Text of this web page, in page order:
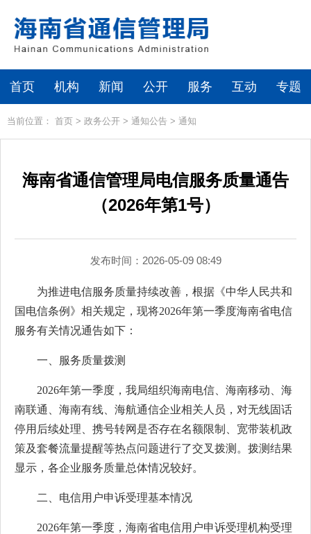
首页 机构 新闻 公开 服务 互动 专题
当前位置： 首页 > 政务公开 > 通知公告 > 通知
海南省通信管理局电信服务质量通告
（2026年第1号）
发布时间：2026-05-09 08:49
为推进电信服务质量持续改善，根据《中华人民共和
国电信条例》相关规定，现将2026年第一季度海南省电信
服务有关情况通告如下：
一、服务质量拨测
2026年第一季度，我局组织海南电信、海南移动、海
南联通、海南有线、海航通信企业相关人员，对无线固话
停用后续处理、携号转网是否存在名额限制、宽带装机政
策及套餐流量提醒等热点问题进行了交叉拨测。拨测结果
显示，各企业服务质量总体情况较好。
二、电信用户申诉受理基本情况
2026年第一季度，海南省电信用户申诉受理机构受理